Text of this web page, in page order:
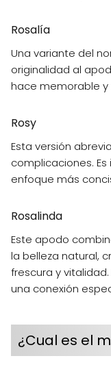
Rosalía
Una variante del
originalidad al
hace memorable
Rosy
Esta versión
complicaciones.
enfoque más
Rosalinda
Este apodo
la belleza natural,
frescura y
una conexión
¿Cual es el